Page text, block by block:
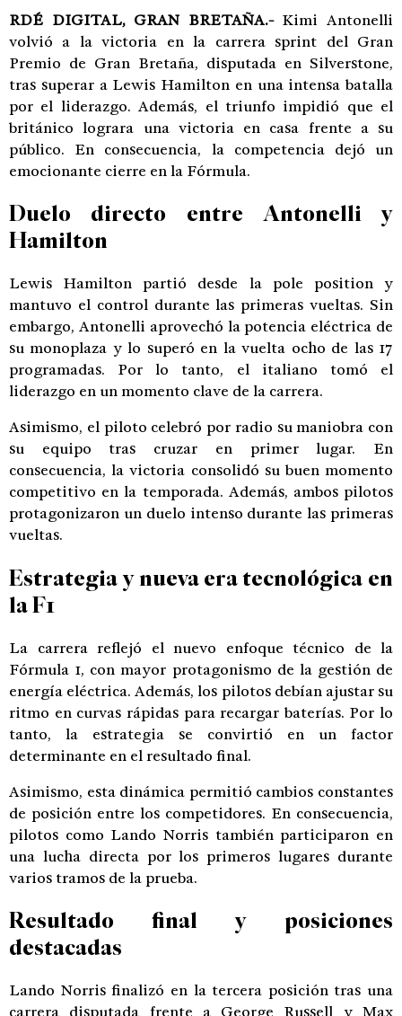
RDÉ DIGITAL, GRAN BRETAÑA.-Kimi Antonelli
volvió a la victoria en la carrera sprint del Gran
Premio de Gran Bretaña, disputada en Silverstone,
tras superar a Lewis Hamilton en una intensa batalla
por el liderazgo. Además, el triunfo impidió que el
británico lograra una victoria en casa frente a su
público. En consecuencia, la competencia dejó un
emocionante cierre en la Fórmula.
Duelo directo entre Antonelli y
Hamilton
Lewis Hamilton partió desde la pole position y
mantuvo el control durante las primeras vueltas. Sin
embargo, Antonelli aprovechó la potencia eléctrica de
su monoplaza y lo superó en la vuelta ocho de las 17
programadas. Por lo tanto, el italiano tomó el
liderazgo en un momento clave de la carrera.
Asimismo, el piloto celebró por radio su maniobra con
su equipo tras cruzar en primer lugar. En
consecuencia, la victoria consolidó su buen momento
competitivo en la temporada. Además, ambos pilotos
protagonizaron un duelo intenso durante las primeras
vueltas.
Estrategia y nueva era tecnológica en
la F1
La carrera reflejó el nuevo enfoque técnico de la
Fórmula 1, con mayor protagonismo de la gestión de
energía eléctrica. Además, los pilotos debían ajustar su
ritmo en curvas rápidas para recargar baterías. Por lo
tanto, la estrategia se convirtió en un factor
determinante en el resultado final.
Asimismo, esta dinámica permitió cambios constantes
de posición entre los competidores. En consecuencia,
pilotos como Lando Norris también participaron en
una lucha directa por los primeros lugares durante
varios tramos de la prueba.
Resultado final y posiciones
destacadas
Lando Norris finalizó en la tercera posición tras una
carrera disputada frente a George Russell y Max